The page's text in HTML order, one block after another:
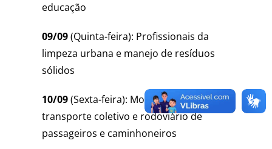
educação
09/09(Quinta-feira): Profissionais da
limpeza urbana e manejo de resíduos
sólidos
10/09(Sexta-feira): Motorista do
transporte coletivo e rodoviário de
passageiros e caminhoneiros